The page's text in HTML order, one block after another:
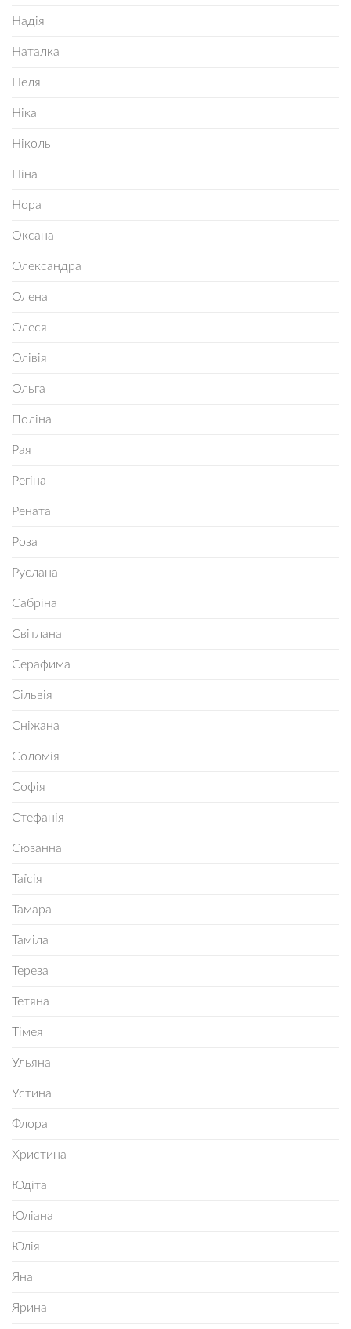
Надія
Наталка
Неля
Ніка
Ніколь
Ніна
Нора
Оксана
Олександра
Олена
Олеся
Олівія
Ольга
Поліна
Рая
Регіна
Рената
Роза
Руслана
Сабріна
Світлана
Серафима
Сільвія
Сніжана
Соломія
Софія
Стефанія
Сюзанна
Таїсія
Тамара
Таміла
Тереза
Тетяна
Тімея
Ульяна
Устина
Флора
Христина
Юдіта
Юліана
Юлія
Яна
Ярина